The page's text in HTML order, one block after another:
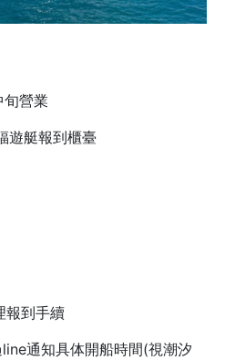
旬營業
遊艇報到櫃臺
報到手續
通知具体開船時間(視潮汐